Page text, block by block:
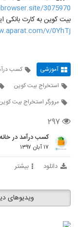
3075970
بیت کوین به کارت بانکی
v/0YhTj
آموزشی کسب
استخراج بیت کوین
مرورگر استخراج بیت
۲۹۷
کسب درآمد در خانه
۱۷ آبان ۱۳۹۷
دانلود بیشتر
ویدیوهای